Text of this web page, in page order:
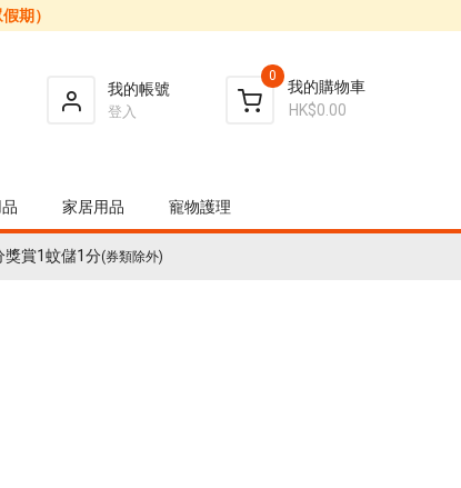
期）
我的帳號
登入
我的購物車
0
HK$0.00
家居用品 寵物護理
獎賞1蚊儲1分(券類除外)